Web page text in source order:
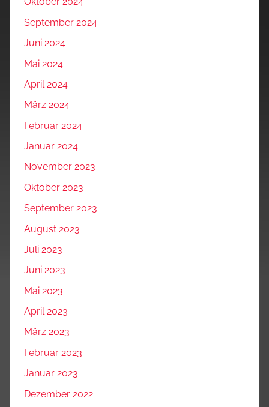
September 2024
Juni 2024
Mai 2024
April 2024
März 2024
Februar 2024
Januar 2024
November 2023
Oktober 2023
September 2023
August 2023
Juli 2023
Juni 2023
Mai 2023
April 2023
März 2023
Februar 2023
Januar 2023
Dezember 2022